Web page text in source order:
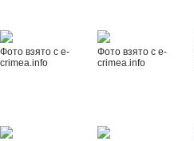
Фото взято с e-
crimea.info
Фото взято с e-
crimea.info